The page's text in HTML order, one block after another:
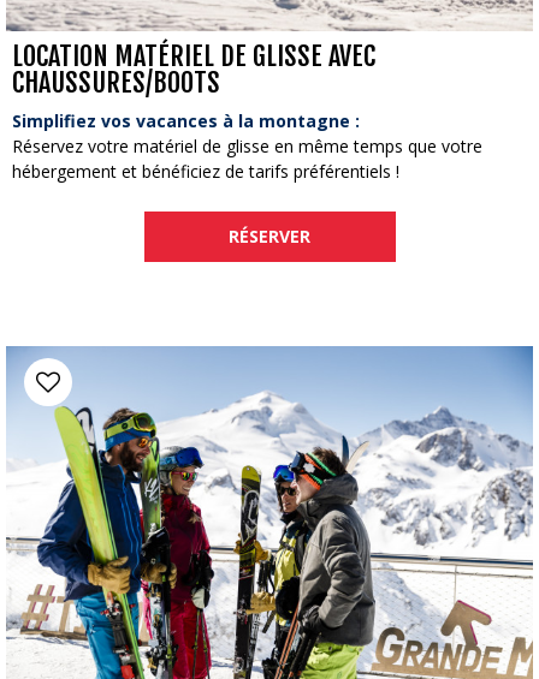
LOCATION MATÉRIEL DE GLISSE AVEC
CHAUSSURES/BOOTS
Simplifiez vos vacances à la montagne :
Réservez votre matériel de glisse en même temps que votre
hébergement et bénéficiez de tarifs préférentiels !
RÉSERVER